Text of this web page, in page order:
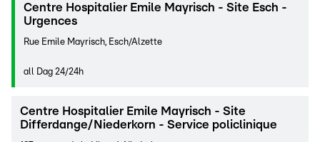
Centre Hospitalier Emile Mayrisch - Site Esch -
Urgences
Rue Emile Mayrisch, Esch/Alzette
all Dag 24/24h
Centre Hospitalier Emile Mayrisch - Site
Differdange/Niederkorn - Service policlinique